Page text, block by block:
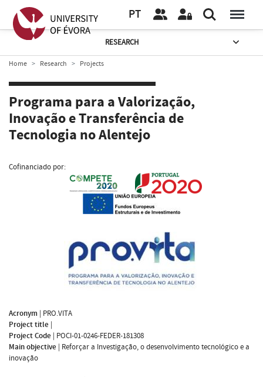
PT
RESEARCH
Home Research Projects
Programa para a Valorização,
Inovação e Transferência de
Tecnologia no Alentejo
Cofinanciado por:
Acronym | PRO.VITA
Project title |
Project Code | POCI-01-0246-FEDER-181308
Main objective | Reforçar a Investigação, o desenvolvimento tecnológico e a
inovação